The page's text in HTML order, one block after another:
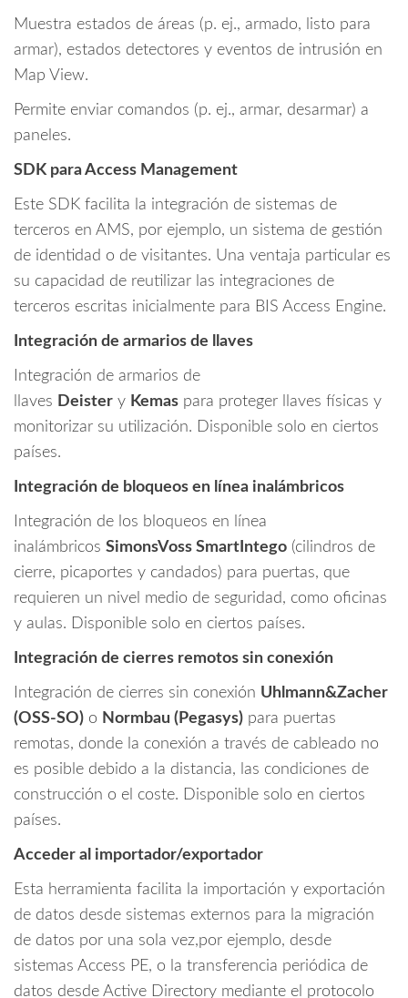
Muestra estados de áreas (p. ej., armado, listo para
armar), estados detectores y eventos de intrusión en
Map View.
Permite enviar comandos (p. ej., armar, desarmar) a
paneles.
SDK para Access Management
Este SDK facilita la integración de sistemas de
terceros en AMS, por ejemplo, un sistema de gestión
de identidad o de visitantes. Una ventaja particular es
su capacidad de reutilizar las integraciones de
terceros escritas inicialmente para BIS Access Engine.
Integración de armarios de llaves
Integración de armarios de
llaves Deister y Kemas para proteger llaves físicas y
monitorizar su utilización. Disponible solo en ciertos
países.
Integración de bloqueos en línea inalámbricos
Integración de los bloqueos en línea
inalámbricos SimonsVoss SmartIntego (cilindros de
cierre, picaportes y candados) para puertas, que
requieren un nivel medio de seguridad, como oficinas
y aulas. Disponible solo en ciertos países.
Integración de cierres remotos sin conexión
Integración de cierres sin conexión Uhlmann&Zacher
(OSS-SO) o Normbau (Pegasys) para puertas
remotas, donde la conexión a través de cableado no
es posible debido a la distancia, las condiciones de
construcción o el coste. Disponible solo en ciertos
países.
Acceder al importador/exportador
Esta herramienta facilita la importación y exportación
de datos desde sistemas externos para la migración
de datos por una sola vez,por ejemplo, desde
sistemas Access PE, o la transferencia periódica de
datos desde Active Directory mediante el protocolo